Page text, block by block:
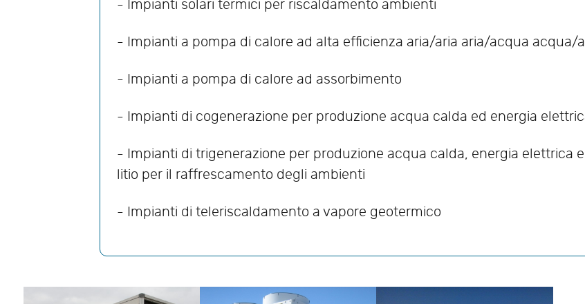
- Impianti solari termici per riscaldamento ambienti
- Impianti a pompa di calore ad alta efficienza aria/aria aria/acqua acqua/
- Impianti a pompa di calore ad assorbimento
- Impianti di cogenerazione per produzione acqua calda ed energia
- Impianti di trigenerazione per produzione acqua calda, energia elettrica
litio per il raffrescamento degli ambienti
- Impianti di teleriscaldamento a vapore geotermico